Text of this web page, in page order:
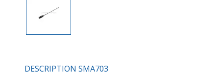
DESCRIPTION SMA703